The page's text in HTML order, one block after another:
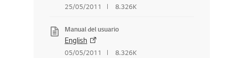
25/05/2011 8.326K
Manual del usuario
English
05/05/2011 8.326K